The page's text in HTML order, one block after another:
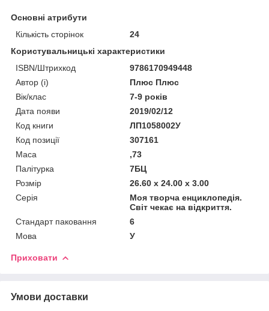
Основні атрибути
Кількість сторінок
24
Користувальницькі характеристики
ISBN/Штрихкод
9786170949448
Автор (і)
Плюс Плюс
Вік/клас
7-9 років
Дата появи
2019/02/12
Код книги
ЛП1058002У
Код позиції
307161
Маса
,73
Палітурка
7БЦ
Розмір
26.60 x 24.00 x 3.00
Серія
Моя творча енциклопедія.
Світ чекає на відкриття.
Стандарт паковання
6
Мова
У
Приховати
Умови доставки